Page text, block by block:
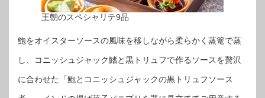
王朝のスペシャリテ9品
鮑をオイスターソースの風味を移しながら柔らかく蒸篭で蒸
し、コニッシュジャック鰭と黒トリュフで作るソースを贅沢
に合わせた「鮑とコニッシュジャックの黒トリュフソース